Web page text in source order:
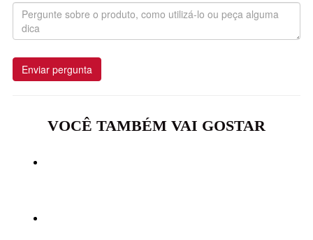
Enviar pergunta
VOCÊ TAMBÉM VAI GOSTAR